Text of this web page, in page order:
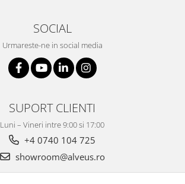
SOCIAL
Urmareste-ne in social media
SUPORT CLIENTI
Luni – Vineri intre 9:00 si 17:00
+4 0740 104 725
showroom@alveus.ro